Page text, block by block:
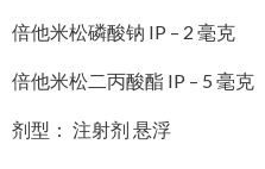
倍他米松磷酸钠 IP – 2 毫克
倍他米松二丙酸酯 IP – 5 毫克
剂型： 注射剂 悬浮